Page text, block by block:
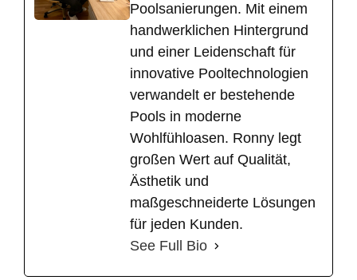
Poolsanierungen. Mit einem
handwerklichen Hintergrund
und einer Leidenschaft für
innovative Pooltechnologien
verwandelt er bestehende
Pools in moderne
Wohlfühloasen. Ronny legt
großen Wert auf Qualität,
Ästhetik und
maßgeschneiderte Lösungen
für jeden Kunden.
See Full Bio